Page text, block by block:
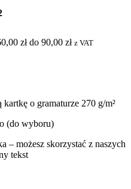
zł do 90,00 zł z VAT
kartkę o gramaturze 270 g/m²
(do wyboru)
– możesz skorzystać z naszych
tekst